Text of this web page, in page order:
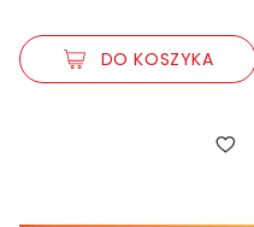
DO KOSZYKA